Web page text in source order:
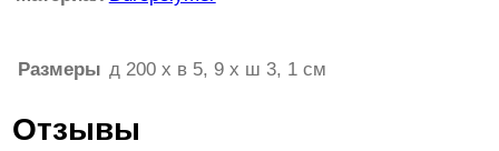
Размеры д 200 x в 5, 9 x ш 3, 1 см
Отзывы